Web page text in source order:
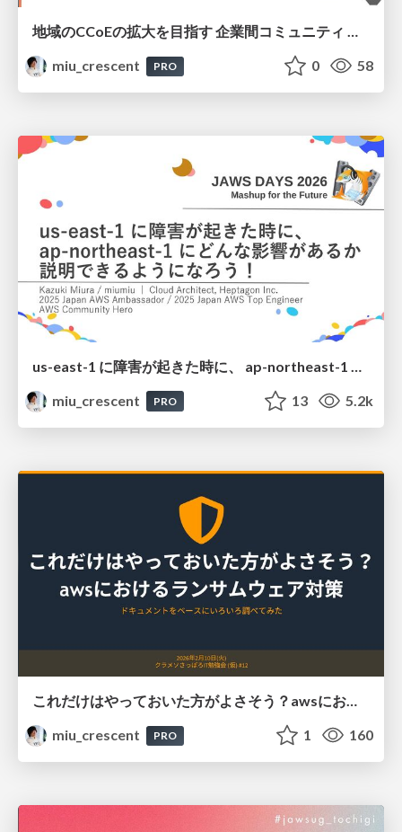
地域のCCoEの拡大を目指す 企業間コミュニティ 「re:light local」について
miu_crescent
PRO 0 58
miu_crescent
PRO 13 5.2k
これだけはやっておいた方がよさそう？awsにおけるランサムウェア対策
miu_crescent
PRO 1 160